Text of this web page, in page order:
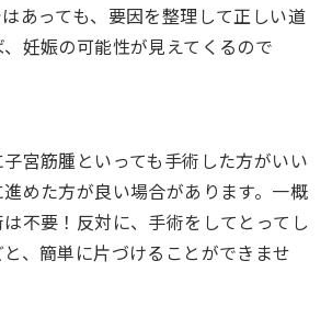
あっても、要因を整理して正しい道
妊娠の可能性が見えてくるので
子宮筋腫といっても手術した方がいい
めた方が良い場合があります。一概
不要！反対に、手術をしてとってし
、簡単に片づけることができませ